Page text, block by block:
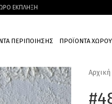
FREE
ΠΕΡΙΠΟΙΗΣΗΣ ΠΡΟΪΟΝΤΑ ΧΩΡΟΥ
Αρχική